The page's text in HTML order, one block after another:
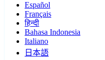
Español
Français
हिन्दी
Bahasa Indonesia
Italiano
日本語